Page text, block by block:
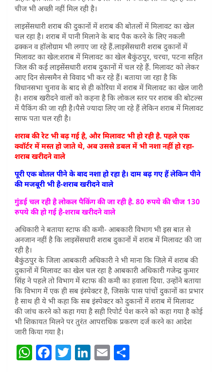
चीज भी अच्छी नहीं मिल रही है।
लाइसेंसधारी शराब की दुकानों में शराब की बोतलों में मिलावट का खेल
चल रहा है। शराब में पानी मिलाने के बाद पैक करने के लिए नकली
ढक्कन व हॉलोग्राम भी लगाए जा रहे हैं.लाइसेंसधारी शराब दुकानों में
मिलावट का खेल:शराब में मिलावट का खेल बैकुंठपुर, चरचा, पटना सहित
जिल की कई लाइसेंसधारी शराब दुकानों में चल रहे हैं. मिलावट को लेकर
आए दिन सेल्समैन से विवाद भी कर रहे हैं। बताया जा रहा है कि
विधानसभा चुनाव के बाद से ही कोरिया में शराब में मिलावट का खेल जारी
है। शराब खरीदने वालों को कहना है कि लोकल स्तर पर शराब की बोटल्स
में पैकिंग की जा रही है।पैसे ज्यादा लिए जा रहे हैं लेकिन शराब में मिलावट
साफ पता चल रही है।
शराब की रेट भी बढ़ गई है, और मिलावट भी हो रही है. पहले एक
क्वॉर्टर में मस्त हो जाते थे, अब उससे डबल में भी नशा नहीं हो रहा-
शराब खरीदने वाले
पूरी एक बोतल पीने के बाद नशा हो रहा है। दाम बढ़ गए हैं लेकिन पीने
की मजबूरी भी है-शराब खरीदने वाले
गुंडई चल रही है लोकल पैकिंग की जा रही है. 80 रुपये की चीज 130
रुपये की हो गई है-शराब खरीदने वाले
अधिकारी ने बताया स्टाफ की कमी- आबकारी विभाग भी इस बात से
अनजान नहीं है कि लाइसेंसधारी शराब दुकानों में शराब में मिलावट की जा
रही है।
बैकुंठपुर के जिला आबकारी अधिकारी ने भी माना कि जिले में शराब की
दुकानों में मिलावट का खेल चल रहा है आबकारी अधिकारी गजेन्द्र कुमार
सिंह ने पहले तो विभाग में स्टाफ की कमी का हवाला दिया. उन्होंने बताया
कि विभाग में एक ही सब इंस्पेक्टर है, जिसके पास पांचों दुकानों का प्रभार
है साथ ही ये भी कहा कि सब इंस्पेक्टर को दुकानों में शराब में मिलावट
की जांच करने को कहा गया है सही रिपोर्ट पेश करने को कहा गया है कोई
भी शिकायत मिलने पर तुरंत आपराधिक प्रकरण दर्ज करने का आदेश
जारी किया गया है।
W F T Li E